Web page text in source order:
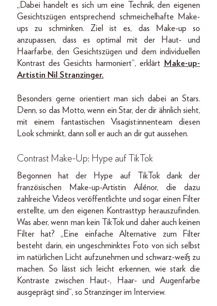
„Dabei handelt es sich um eine Technik, den eigenen
Gesichtszügen entsprechend schmeichelhafte Make-
ups zu schminken. Ziel ist es, das Make-up so
anzupassen, dass es optimal mit der Haut- und
Haarfarbe, den Gesichtszügen und dem individuellen
Kontrast des Gesichts harmoniert“, erklärt Make-up-
Artistin Nil Stranzinger.
Besonders gerne orientiert man sich dabei an Stars.
Denn, so das Motto, wenn ein Star, der dir ähnlich sieht,
mit einem fantastischen Visagist:innenteam diesen
Look schminkt, dann soll er auch an dir gut aussehen.
Contrast Make-Up: Hype auf TikTok
Begonnen hat der Hype auf TikTok dank der
französischen Make-up-Artistin Ailénor, die dazu
zahlreiche Videos veröffentlichte und sogar einen Filter
erstellte, um den eigenen Kontrasttyp herauszufinden.
Was aber, wenn man kein TikTok und daher auch keinen
Filter hat? „Eine einfache Alternative zum Filter
besteht darin, ein ungeschminktes Foto von sich selbst
im natürlichen Licht aufzunehmen und schwarz-weiß zu
machen. So lässt sich leicht erkennen, wie stark die
Kontraste zwischen Haut-, Haar- und Augenfarbe
ausgeprägt sind“, so Stranzinger im Interview.